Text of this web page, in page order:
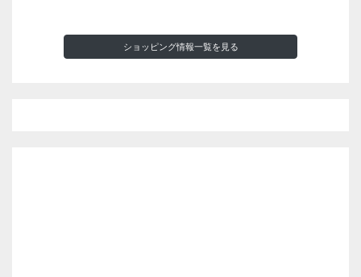
ショッピング情報一覧を見る